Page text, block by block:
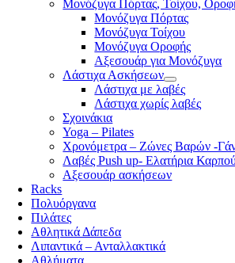
Μονόζυγα Πόρτας, Τοίχου,
Μονόζυγα Πόρτας
Μονόζυγα Τοίχου
Μονόζυγα Οροφής
Αξεσουάρ για Μονόζυγα
Λάστιχα Ασκήσεων
Λάστιχα με λαβές
Λάστιχα χωρίς λαβές
Σχοινάκια
Yoga – Pilates
Χρονόμετρα – Ζώνες Βαρών -
Λαβές Push up- Ελατήρια
Αξεσουάρ ασκήσεων
Racks
Πολυόργανα
Πιλάτες
Αθλητικά Δάπεδα
Λιπαντικά – Ανταλλακτικά
Αθλήματα